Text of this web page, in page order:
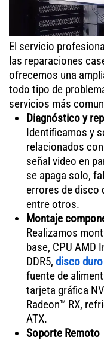
El servicio
las reparaciones
ofrecemos una
todo tipo de
servicios más
Diagnóstico y
Identificamos y
relacionados
señal video en
se apaga solo,
errores de disco
entre otros.
Montaje
Realizamos
base, CPU AMD
DDR5, disco duro
fuente de
tarjeta gráfica
Radeon™ RX,
ATX.
Soporte Remoto